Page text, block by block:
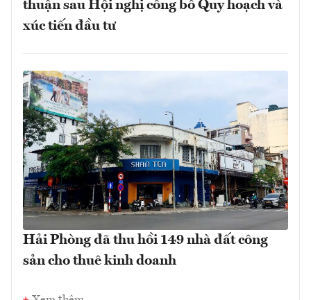
thuận sau Hội nghị công bố Quy hoạch và
xúc tiến đầu tư
Hải Phòng đã thu hồi 149 nhà đất công
sản cho thuê kinh doanh